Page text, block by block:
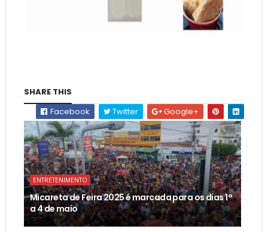
SHARE THIS
Facebook
Twitter Google+
ENTRETENIMENTO
Micareta de Feira 2025 é marcada para os dias 1°
a 4 de maio